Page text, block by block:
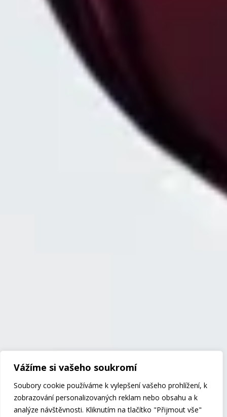
Vážíme si vašeho soukromí
Soubory cookie používáme k vylepšení vašeho prohlížení, k
zobrazování personalizovaných reklam nebo obsahu a k
analýze návštěvnosti. Kliknutím na tlačítko "Přijmout vše"